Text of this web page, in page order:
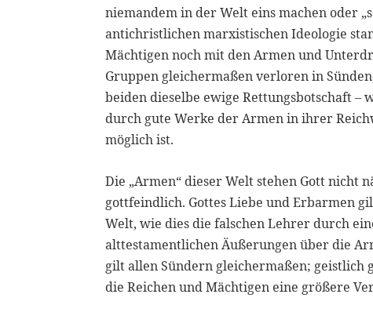
niemandem in der Welt eins machen oder
antichristlichen marxistischen Ideologie
Mächtigen noch mit den Armen und
Gruppen gleichermaßen verloren in
beiden dieselbe ewige Rettungsbotschaft
durch gute Werke der Armen in ihrer
möglich ist.
Die „Armen“ dieser Welt stehen Gott nicht
gottfeindlich. Gottes Liebe und Erbarmen
Welt, wie dies die falschen Lehrer durch
alttestamentlichen Äußerungen über die
gilt allen Sündern gleichermaßen; geistlich
die Reichen und Mächtigen eine größere